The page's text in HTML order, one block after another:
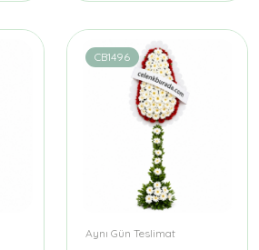
CB1496
Aynı Gün Teslimat